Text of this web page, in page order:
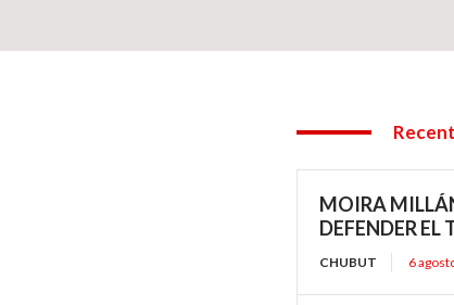
MOIRA
DEFENDER EL
CHUBUT 6